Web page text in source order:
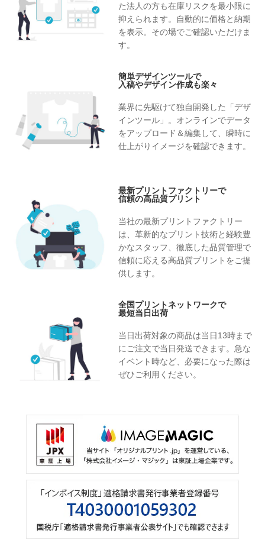
た法人の方も在庫リスクを最小限に
抑えられます。自動的に価格と納期
を表示。その場でご確認いただけま
す。
簡単デザインツールで
入稿やデザイン作成も楽々
業界に先駆けて独自開発した「デザ
インツール」。オンラインでデータ
をアップロード＆編集して、瞬時に
仕上がりイメージを確認できます。
最新プリントファクトリーで
信頼の高品質プリント
当社の最新プリントファクトリー
は、革新的なプリント技術と経験豊
かなスタッフ、徹底した品質管理で
信頼に応える高品質プリントをご提
供します。
全国プリントネットワークで
最短当日出荷
当日出荷対象の商品は当日13時まで
にご注文で当日発送できます。急な
イベント時など、必要になった際は
ぜひご利用ください。